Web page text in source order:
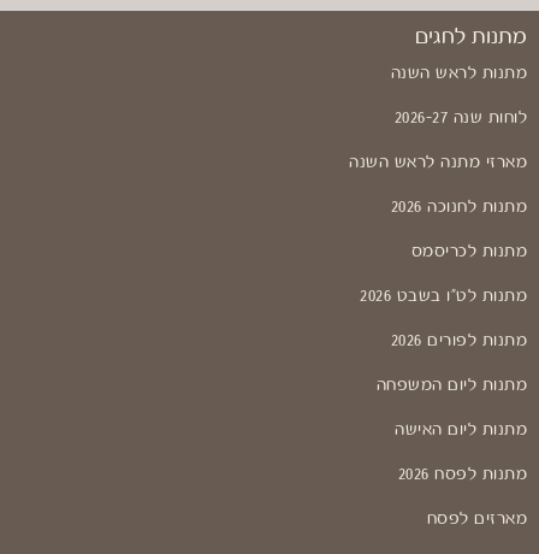
מתנות לחגים
מתנות לראש השנה
לוחות שנה 2026-27
מארזי מתנה לראש השנה
מתנות לחנוכה 2026
מתנות לכריסמס
מתנות לט"ו בשבט 2026
מתנות לפורים 2026
מתנות ליום המשפחה
מתנות ליום האישה
מתנות לפסח 2026
מארזים לפסח